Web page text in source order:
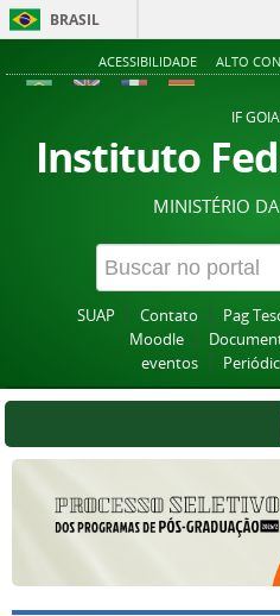
BRASIL
ACESSIBILIDADE ALTO
IF
Instituto
MINISTÉRIO
SUAP Contato Pag
Moodle
eventos